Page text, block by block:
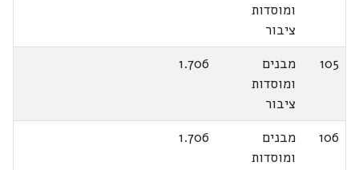
ומוסדות
ציבור
105
מבנים
ומוסדות
ציבור
1.706
106
מבנים
ומוסדות
1.706